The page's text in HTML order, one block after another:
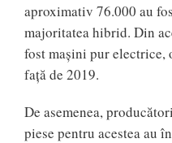
aproximativ 76.000 au
majoritatea hibrid. Din
fost maşini pur electrice,
faţă de 2019.
De asemenea,
piese pentru acestea au